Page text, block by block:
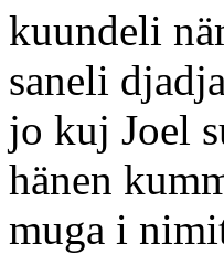
kuundeli
saneli
jo kuj Joel
hänen
muga i